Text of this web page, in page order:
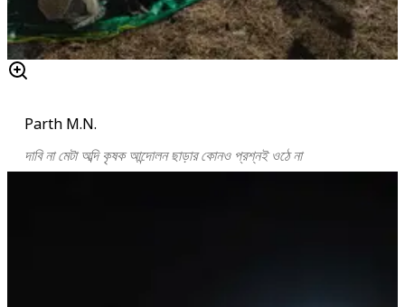
Parth M.N.
দাবি না মেটা অব্দি কৃষক আন্দোলন ছাড়ার কোনও প্রশ্নই ওঠে না